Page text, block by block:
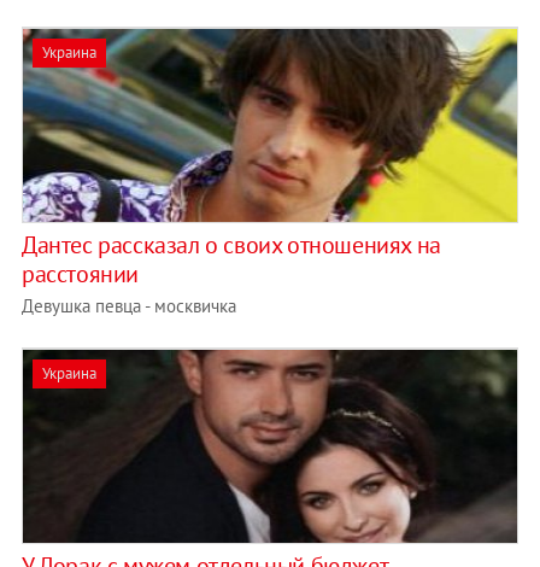
Украина
Дантес рассказал о своих отношениях на
расстоянии
Девушка певца - москвичка
Украина